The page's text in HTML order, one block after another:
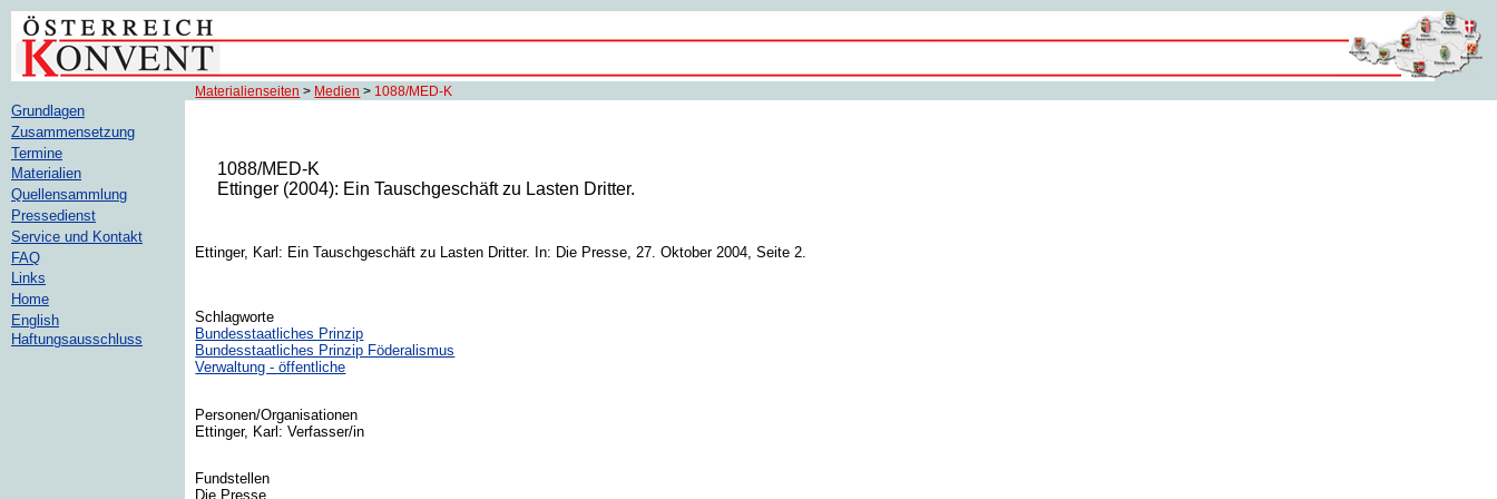
Materialienseiten > Medien > 1088/MED-K
1088/MED-K
Ettinger (2004): Ein Tauschgeschäft zu Lasten Dritter.
Ettinger, Karl: Ein Tauschgeschäft zu Lasten Dritter. In: Die Presse, 27. Oktober 2004, Seite 2.
Schlagworte
Bundesstaatliches Prinzip
Bundesstaatliches Prinzip Föderalismus
Verwaltung - öffentliche
Personen/Organisationen
Ettinger, Karl: Verfasser/in
Fundstellen
Die Presse
Grundlagen
Zusammensetzung
Termine
Materialien
Quellensammlung
Pressedienst
Service und Kontakt
FAQ
Links
Home
English
Haftungsausschluss